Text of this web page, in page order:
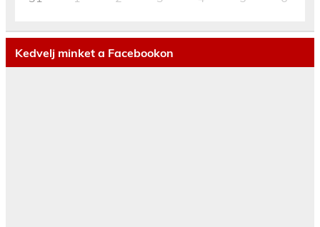
Kedvelj minket a Facebookon